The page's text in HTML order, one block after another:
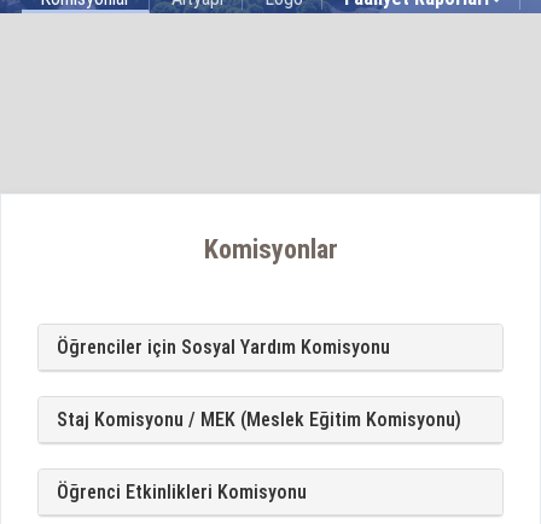
Komisyonlar
Öğrenciler için Sosyal Yardım Komisyonu
Staj Komisyonu / MEK (Meslek Eğitim Komisyonu)
Öğrenci Etkinlikleri Komisyonu